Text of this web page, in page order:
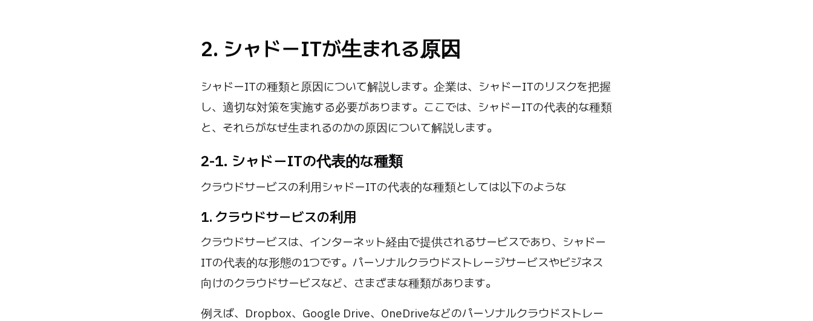
2. シャドーITが生まれる原因
シャドーITの種類と原因について解説します。企業は、シャドーITのリスクを把握
し、適切な対策を実施する必要があります。ここでは、シャドーITの代表的な種類
と、それらがなぜ生まれるのかの原因について解説します。
2-1. シャドーITの代表的な種類
クラウドサービスの利用シャドーITの代表的な種類としては以下のような
1. クラウドサービスの利用
クラウドサービスは、インターネット経由で提供されるサービスであり、シャドー
ITの代表的な形態の1つです。パーソナルクラウドストレージサービスやビジネス
向けのクラウドサービスなど、さまざまな種類があります。
例えば、Dropbox、Google Drive、OneDriveなどのパーソナルクラウドストレー